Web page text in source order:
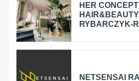
HER CONCEPT
RYBARCZYK-
NETSENSAI